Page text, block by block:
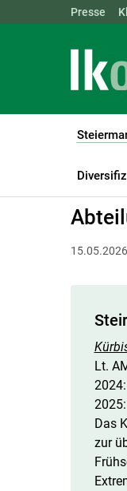
Presse
LK
15.05.2026
Lt.
Das
zur